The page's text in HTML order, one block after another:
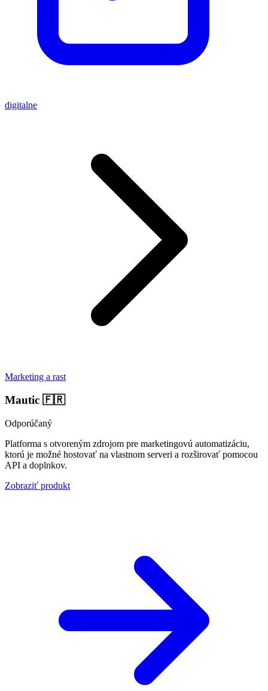
digitalne
Marketing a rast
Mautic 🇫🇷
Odporúčaný
Platforma s otvoreným zdrojom pre marketingovú automatizáciu,
ktorú je možné hostovať na vlastnom serveri a rozširovať pomocou
API a doplnkov.
Zobraziť produkt